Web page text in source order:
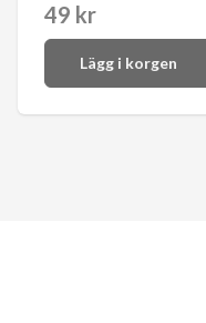
49 kr
Lägg i korgen